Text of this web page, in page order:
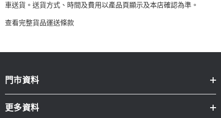
車送貨。送貨方式、時間及費用以產品頁顯示及本店確認為準。
查看完整貨品運送條款
門市資料
更多資料